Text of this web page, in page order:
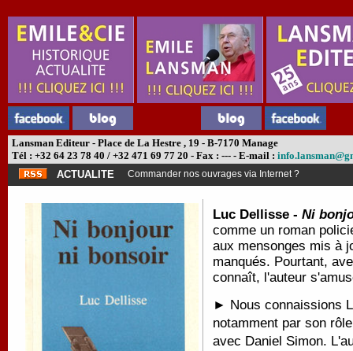
Lansman Editeur - Place de La Hestre , 19 - B-7170 Manage
Tél : +32 64 23 78 40 / +32 471 69 77 20 - Fax : --- - E-mail :
ACTUALITE
Commander nos ouvrages via Internet ?
Luc Dellisse - Ni
comme un roman
aux mensonges mis à
manqués. Pourtant,
connaît, l'auteur
► Nous connaissions
notamment par son
avec Daniel Simon.